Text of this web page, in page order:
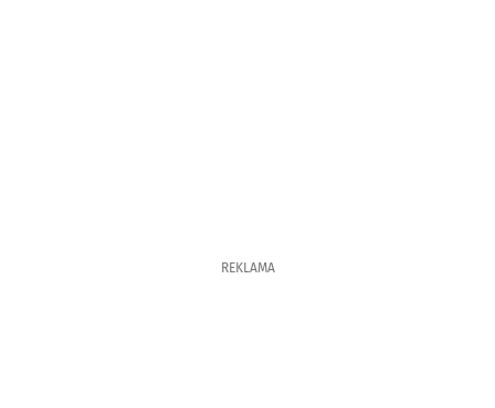
REKLAMA